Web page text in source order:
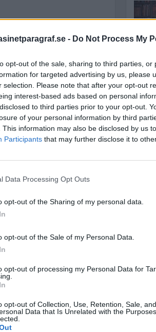
- Do Not Process My
opt-out of the sale, sharing to third parties,
for targeted advertising by us, please
selection. Please note that after your opt-out
interest-based ads based on personal
to third parties prior to your opt-out.
of your personal information by third
This information may also be disclosed by us
Participants that may further disclose it to
Data Processing Opt Outs
opt-out of the Sharing of my personal data.
opt-out of the Sale of my Personal Data.
opt-out of processing my Personal Data for
opt-out of Collection, Use, Retention, Sale,
Data that Is Unrelated with the
,Kokainmålet, Lagar,
STÖD